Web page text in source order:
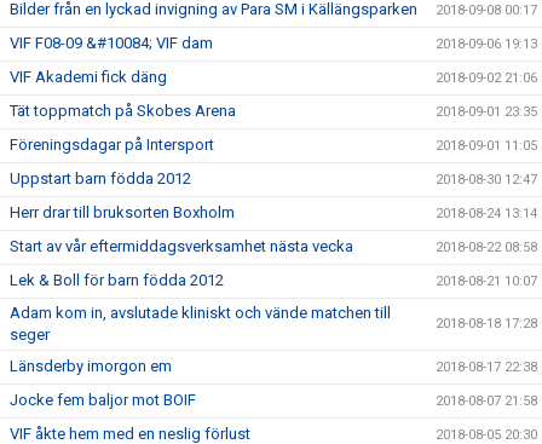
Bilder från en lyckad invigning av Para SM i Källängsparken 2018-09-08 00:17
VIF F08-09 &#10084; VIF dam 2018-09-06 19:13
VIF Akademi fick däng 2018-09-02 21:06
Tät toppmatch på Skobes Arena 2018-09-01 23:35
Föreningsdagar på Intersport 2018-09-01 11:05
Uppstart barn födda 2012 2018-08-30 12:47
Herr drar till bruksorten Boxholm 2018-08-24 13:14
Start av vår eftermiddagsverksamhet nästa vecka 2018-08-22 08:58
Lek & Boll för barn födda 2012 2018-08-21 10:07
Adam kom in, avslutade kliniskt och vände matchen till
seger
2018-08-18 17:28
Länsderby imorgon em 2018-08-17 22:38
Jocke fem baljor mot BOIF 2018-08-07 21:58
VIF åkte hem med en neslig förlust 2018-08-05 20:30